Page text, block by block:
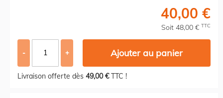
40,00 €
Soit 48,00 € TTC
- + Ajouter au panier
Livraison offerte dès 49,00 €TTC !